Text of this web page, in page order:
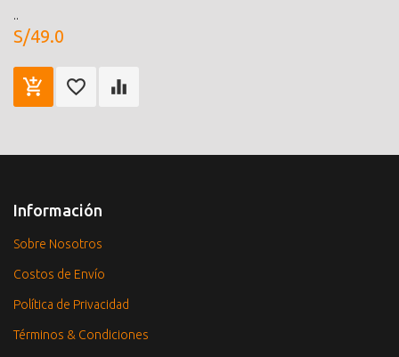
..
S/49.0
Información
Sobre Nosotros
Costos de Envío
Política de Privacidad
Términos & Condiciones